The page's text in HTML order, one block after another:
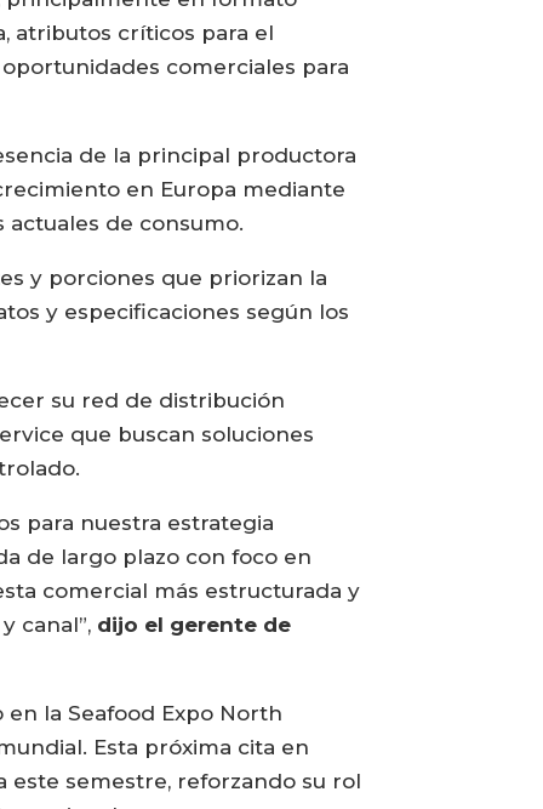
atributos críticos para el
comerciales para
de la principal productora
en Europa mediante
actuales de consumo.
y porciones que priorizan la
y especificaciones según los
su red de distribución
que buscan soluciones
para nuestra estrategia
de largo plazo con foco en
comercial más estructurada y
canal”, dijo el gerente de
en la Seafood Expo North
Esta próxima cita en
este semestre, reforzando su rol